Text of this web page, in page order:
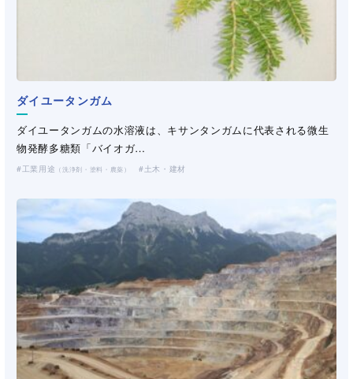
ダイユータンガム
ダイユータンガムの水溶液は、キサンタンガムに代表される微生
物発酵多糖類「バイオガ…
工業用途 （洗浄剤・塗料・農薬） 土木・建材